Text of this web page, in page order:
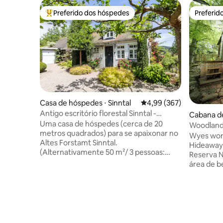
Entre os melhores preferidos dos hóspedes
Preferido dos hóspedes
Casa de hóspedes ⋅ Sinntal 4,99 de uma avaliação
4,99 (367)
Antigo escritório florestal Sinntal -
naturalmente adorável
Uma casa de hóspedes (cerca de 20
metros quadrados) para se apaixonar no
Altes Forstamt Sinntal.
(Alternativamente 50 m²/ 3 pessoas:
Cabana
vels
Dean,
Wyes
Reserva
área de